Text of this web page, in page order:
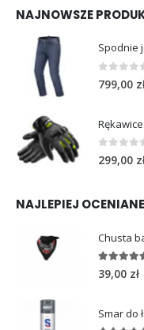
NAJNOWSZE
0out
799,00
0 out
299,00
NAJLEPIEJ OCENIANE
Chusta
5.00
39,00 zł
Smar do